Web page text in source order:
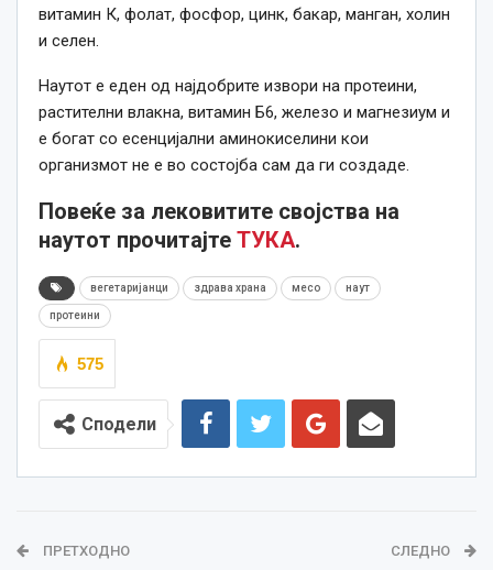
витамин К, фолат, фосфор, цинк, бакар, манган, холин
и селен.
Наутот е еден од најдобрите извори на протеини,
растителни влакна, витамин Б6, железо и магнезиум и
е богат со есенцијални аминокиселини кои
организмот не е во состојба сам да ги создаде.
Повеќе за лековитите својства на
наутот прочитајте ТУКА.
вегетаријанци здрава храна месо наут
протеини
575
Сподели
ПРЕТХОДНО СЛЕДНО